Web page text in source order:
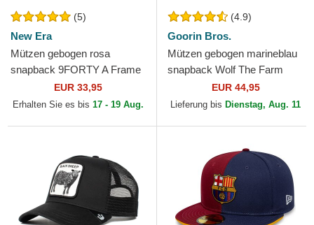
(5)
New Era
Mützen gebogen rosa
snapback 9FORTY A Frame
Floral der New York Yankees
MLB von New Era
EUR 33,95
Erhalten Sie es bis 17 - 19 Aug.
(4.9)
Goorin Bros.
Mützen gebogen marineblau
snapback Wolf The Farm
Goorin Bros.EUR 44,95
Lieferung bis Dienstag, Aug. 11